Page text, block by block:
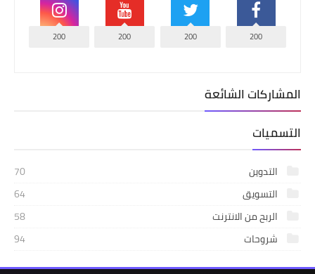
200
200
200
200
المشاركات الشائعة
التسميات
التدوين
70
التسويق
64
الربح من الانترنت
58
شروحات
94